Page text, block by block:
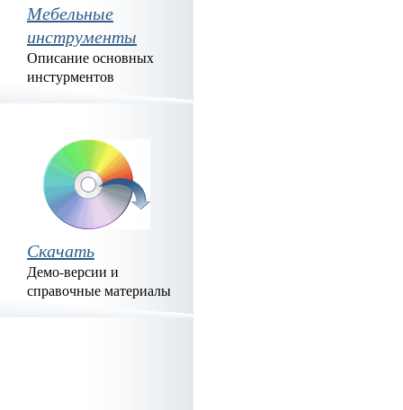
Мебельные
инструменты
Описание основных
инстурментов
Скачать
Демо-версии и
справочные материалы